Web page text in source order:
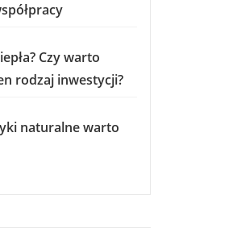
Czy warto
rodzaj inwestycji?
naturalne warto